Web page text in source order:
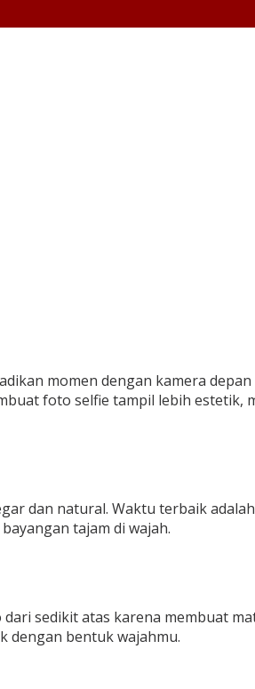
momen dengan kamera
foto selfie tampil lebih estetik,
dan natural. Waktu terbaik
tajam di wajah.
sedikit atas karena membuat
dengan bentuk wajahmu.